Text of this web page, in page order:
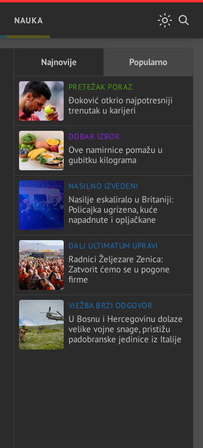
NAUKA
Najnovije Popularno
PRETEŽAK PORAZ
Đoković otkrio najpotresniji
trenutak u karijeri
DOBAR IZBOR
Ove namirnice pomažu u
gubitku kilograma
NASILNO IZVEDENI
Nasilje eskaliralo u Britaniji:
Policajka ugrizena, kuće
napadnute i opljačkane
DALI ULTIMATUM UPRAVI
Radnici Željezare Zenica:
Zatvorit ćemo se u pogone
firme
VJEŽBA BRZI ODGOVOR
U Bosnu i Hercegovinu dolaze
velike vojne snage, pristižu
padobranske jedinice iz Italije